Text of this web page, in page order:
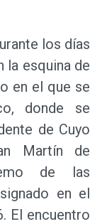
los días
la esquina de
en el que se
donde se
de Cuyo
Martín de
de las
en el
El encuentro